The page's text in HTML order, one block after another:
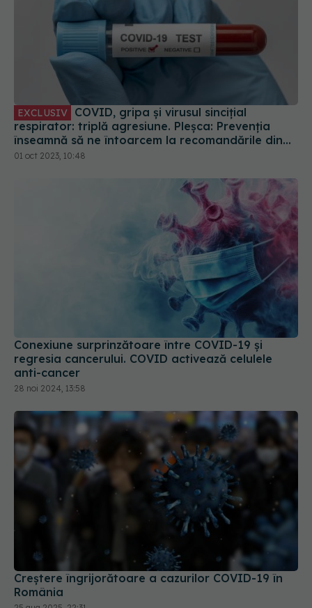
EXCLUSIV
respirator: triplă agresiune. Pleșca: Prevenția
înseamnă să ne întoarcem la recomandările din
timpul pandemiei!
01 oct 2023, 10:48
Conexiune surprinzătoare între COVID-19 și
regresia cancerului. COVID activează celulele
anti-cancer
28 noi 2024, 13:58
Creștere îngrijorătoare a cazurilor COVID-19 în
România